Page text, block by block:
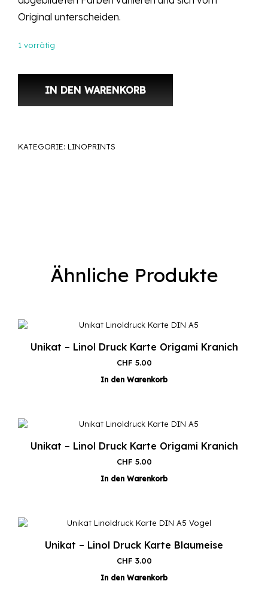
Original unterscheiden.
1 vorrätig
IN DEN WARENKORB
KATEGORIE: LINOPRINTS
Ähnliche Produkte
Unikat – Linol Druck Karte Origami Kranich
CHF 5.00
In den Warenkorb
Unikat – Linol Druck Karte Origami Kranich
CHF 5.00
In den Warenkorb
Unikat – Linol Druck Karte Blaumeise
CHF 3.00
In den Warenkorb